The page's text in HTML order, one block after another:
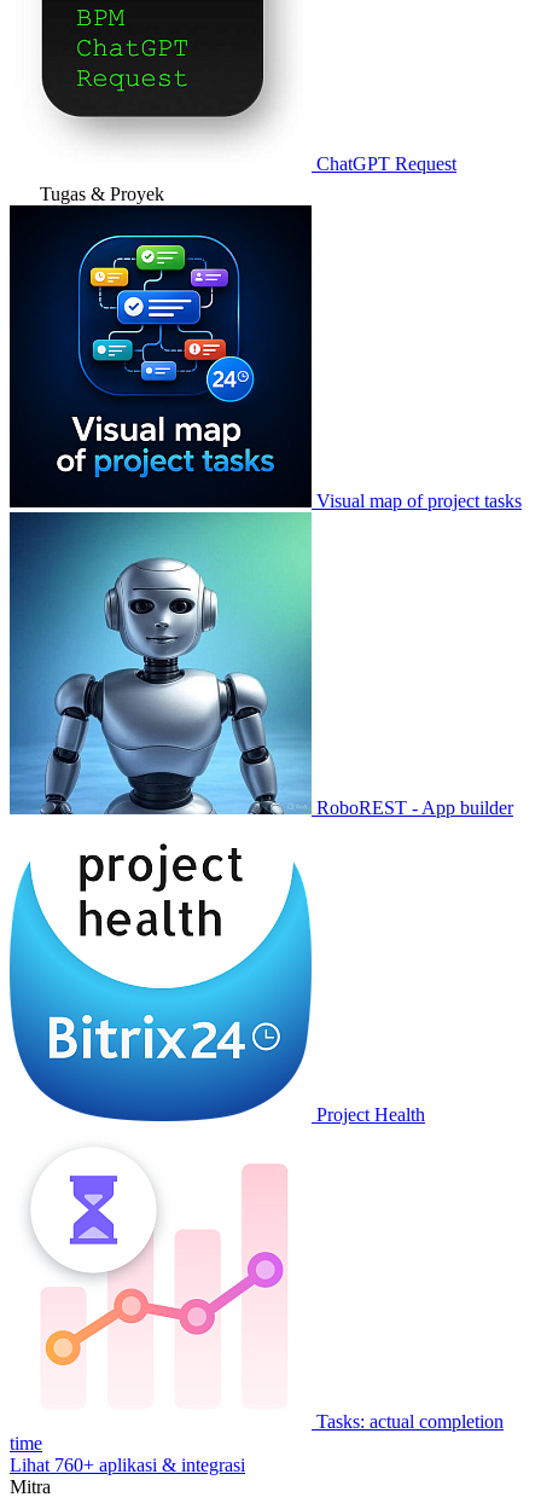
ChatGPT Request
Tugas & Proyek
Visual map of project tasks
RoboREST - App builder
Project Health
Tasks: actual completion
time
Lihat 760+ aplikasi & integrasi
Mitra